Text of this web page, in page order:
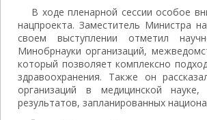
В ходе пленарной сессии особое
нацпроекта. Заместитель Министра
своем выступлении отметил
Минобрнауки организаций,
который позволяет комплексно
здравоохранения. Также он
организаций в медицинской
результатов, запланированных